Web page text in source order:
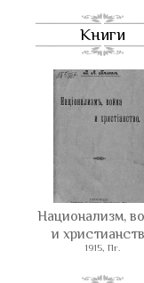
Книги
Национализм,
и
1915, Пг.